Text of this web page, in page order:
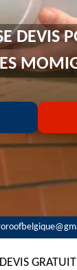
DEVIS
DEVIS GRATUIT